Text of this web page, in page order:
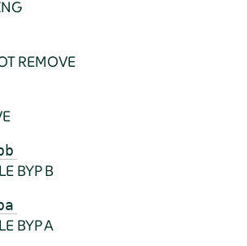
REMOVE
BYP B
BYP A